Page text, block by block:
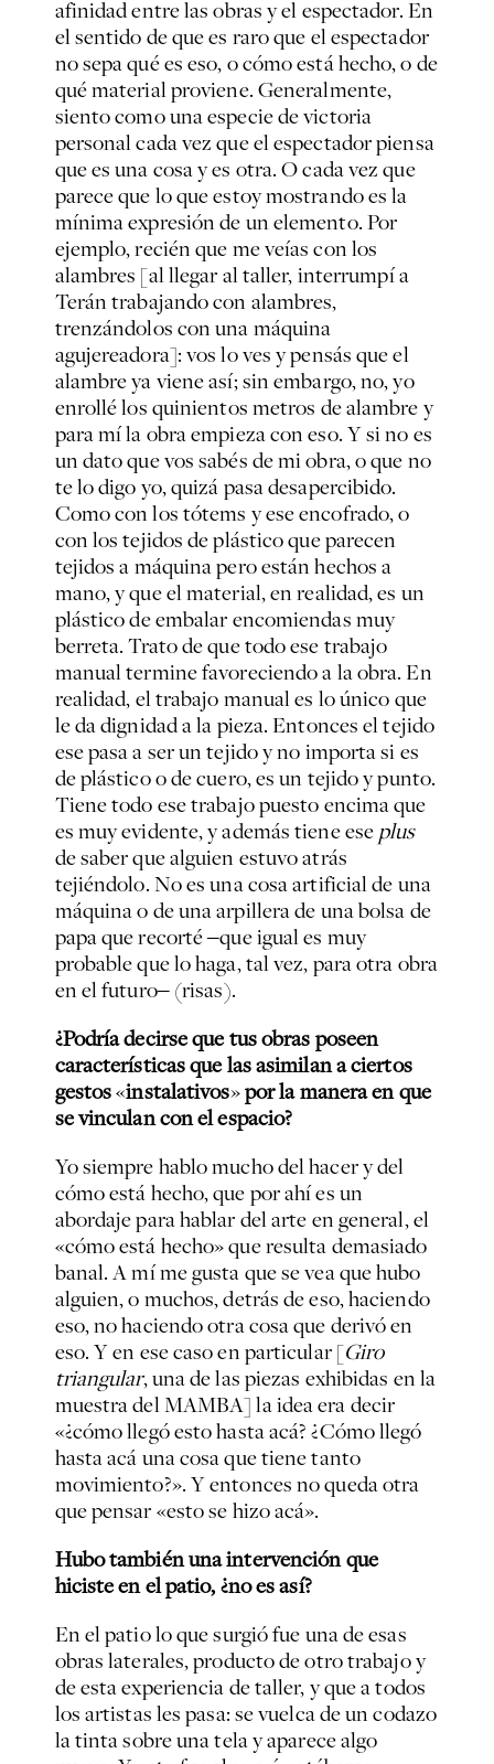
afinidad entre las obras y el espectador. En
el sentido de que es raro que el espectador
no sepa qué es eso, o cómo está hecho, o de
qué material proviene. Generalmente,
siento como una especie de victoria
personal cada vez que el espectador piensa
que es una cosa y es otra. O cada vez que
parece que lo que estoy mostrando es la
mínima expresión de un elemento. Por
ejemplo, recién que me veías con los
alambres [al llegar al taller, interrumpí a
Terán trabajando con alambres,
trenzándolos con una máquina
agujereadora]: vos lo ves y pensás que el
alambre ya viene así; sin embargo, no, yo
enrollé los quinientos metros de alambre y
para mí la obra empieza con eso. Y si no es
un dato que vos sabés de mi obra, o que no
te lo digo yo, quizá pasa desapercibido.
Como con los tótems y ese encofrado, o
con los tejidos de plástico que parecen
tejidos a máquina pero están hechos a
mano, y que el material, en realidad, es un
plástico de embalar encomiendas muy
berreta. Trato de que todo ese trabajo
manual termine favoreciendo a la obra. En
realidad, el trabajo manual es lo único que
le da dignidad a la pieza. Entonces el tejido
ese pasa a ser un tejido y no importa si es
de plástico o de cuero, es un tejido y punto.
Tiene todo ese trabajo puesto encima que
es muy evidente, y además tiene eseplus
de saber que alguien estuvo atrás
tejiéndolo. No es una cosa artificial de una
máquina o de una arpillera de una bolsa de
papa que recorté ‒que igual es muy
probable que lo haga, tal vez, para otra obra
en el futuro‒ (risas).
¿Podría decirse que tus obras poseen
características que las asimilan a ciertos
gestos«instalativos»por la manera en que
se vinculan con el espacio?
Yo siempre hablo mucho del hacer y del
cómo está hecho, que por ahí es un
abordaje para hablar del arte en general, el
«cómo está hecho» que resulta demasiado
banal. A mí me gusta que se vea que hubo
alguien, o muchos, detrás de eso, haciendo
eso, no haciendo otra cosa que derivó en
eso. Y en ese caso en particular [Giro
triangular, una de las piezas exhibidas en la
muestra del MAMBA] la idea era decir
«¿cómo llegó esto hasta acá? ¿Cómo llegó
hasta acá una cosa que tiene tanto
movimiento?». Y entonces no queda otra
que pensar «esto se hizo acá».
Hubo también una intervención que
hiciste en el patio, ¿no es así?
En el patio lo que surgió fue una de esas
obras laterales, producto de otro trabajo y
de esta experiencia de taller, y que a todos
los artistas les pasa: se vuelca de un codazo
la tinta sobre una tela y aparece algo